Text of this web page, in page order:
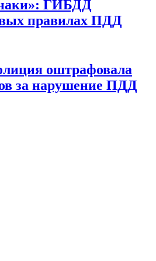
ГИБДД
правилах ПДД
оштрафовала
за нарушение ПДД